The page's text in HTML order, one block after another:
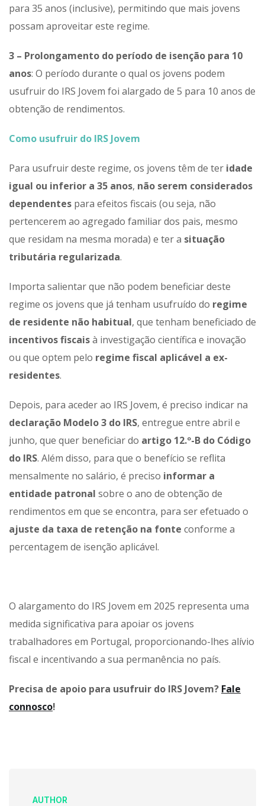
para 35 anos (inclusive), permitindo que mais jovens
possam aproveitar este regime.
3 – Prolongamento do período de isenção para 10
anos: O período durante o qual os jovens podem
usufruir do IRS Jovem foi alargado de 5 para 10 anos de
obtenção de rendimentos.
Como usufruir do IRS Jovem
Para usufruir deste regime, os jovens têm de ter idade
igual ou inferior a 35 anos, não serem considerados
dependentes para efeitos fiscais (ou seja, não
pertencerem ao agregado familiar dos pais, mesmo
que residam na mesma morada) e ter a situação
tributária regularizada.
Importa salientar que não podem beneficiar deste
regime os jovens que já tenham usufruído do regime
de residente não habitual, que tenham beneficiado de
incentivos fiscaisà investigação científica e inovação
ou que optem pelo regime fiscal aplicável a ex-
residentes.
Depois, para aceder ao IRS Jovem, é preciso indicar na
declaração Modelo 3 do IRS, entregue entre abril e
junho, que quer beneficiar do artigo 12.º-B do Código
do IRS. Além disso, para que o benefício se reflita
mensalmente no salário, é preciso informar a
entidade patronal sobre o ano de obtenção de
rendimentos em que se encontra, para ser efetuado o
ajuste da taxa de retenção na fonte conforme a
percentagem de isenção aplicável.
O alargamento do IRS Jovem em 2025 representa uma
medida significativa para apoiar os jovens
trabalhadores em Portugal, proporcionando-lhes alívio
fiscal e incentivando a sua permanência no país.
Precisa de apoio para usufruir do IRS Jovem? Fale
connosco!
AUTHOR